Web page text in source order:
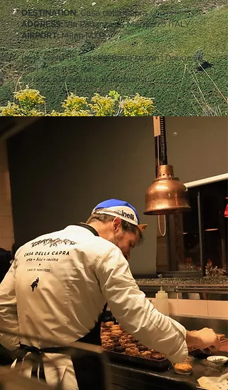
DESTINATION:Casa della Capra
ADDRESS:Via Pallanza 25 Mergozzo ITALY
AIRPORT:Milan MXP
De lá, venha de Transfer/Carro 50 min | Ônibus 60
min | Trem 1h50 min.
Transfer não incluído no programa.